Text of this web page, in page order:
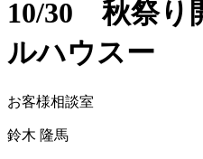
10/30 秋祭り
ルハウスー
お客様相談室
鈴木 隆馬